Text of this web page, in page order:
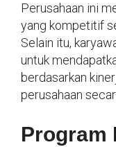
Perusahaan ini
yang kompetitif
Selain itu,
untuk
berdasarkan
perusahaan
Program